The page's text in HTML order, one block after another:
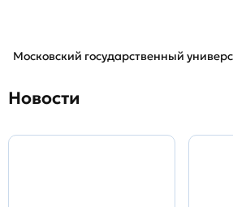
Московский государственный
Новости